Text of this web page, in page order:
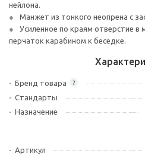
нейлона.
Манжет из тонкого неопрена с
Усиленное по краям отверстие в
перчаток карабином к беседке.
?
Бренд товара
Стандарты
Назначение
Артикул